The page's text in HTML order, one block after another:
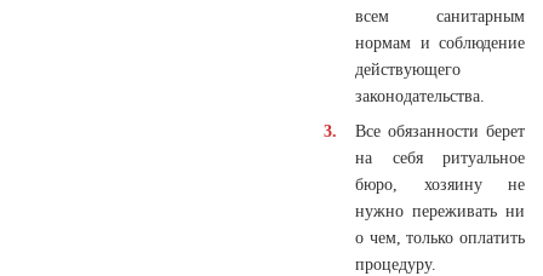
всем санитарным
нормам и соблюдение
действующего
законодательства.
Все обязанности берет
на себя ритуальное
бюро, хозяину не
нужно переживать ни
о чем, только оплатить
процедуру.